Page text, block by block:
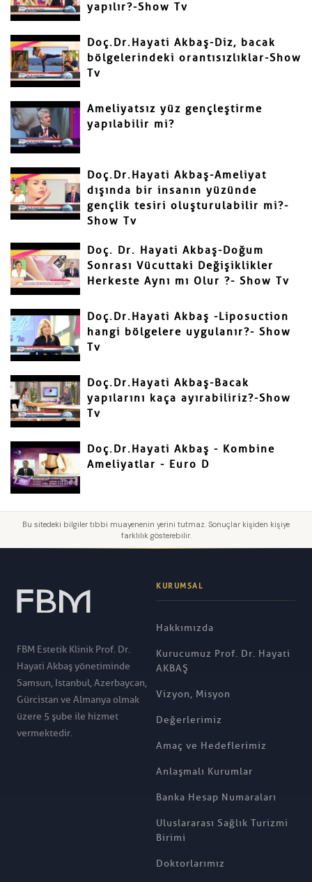
Gönder
yapılır?-Show Tv
Doç.Dr.Hayati Akbaş-Diz, bacak
bölgelerindeki orantısızlıklar-Show
Tv
Ameliyatsız yüz gençleştirme
yapılabilir mi?
Doç.Dr.Hayati Akbaş-Ameliyat
dışında bir insanın yüzünde
gençlik tesiri oluşturulabilir mi?-
Show Tv
Doç. Dr. Hayati Akbaş-Doğum
Sonrası Vücuttaki Değişiklikler
Herkeste Aynı mı Olur ?- Show Tv
Doç.Dr.Hayati Akbaş -Liposuction
hangi bölgelere uygulanır?- Show
Tv
Doç.Dr.Hayati Akbaş-Bacak
yapılarını kaça ayırabiliriz?-Show
Tv
Doç.Dr.Hayati Akbaş - Kombine
Ameliyatlar - Euro D
Bu sitedeki bilgiler tıbbi muayenenin yerini tutmaz. Sonuçlar kişiden kişiye
farklılık gösterebilir.
FBM Estetik Klinik Prof. Dr.
Hayati Akbaş yönetiminde
Samsun, Istanbul, Azerbaycan,
Gürcistan ve Almanya olmak
üzere 5 şube ile hizmet
vermektedir.
KURUMSAL
Hakkımızda
Kurucumuz Prof. Dr. Hayati
AKBAŞ
Vizyon, Misyon
Değerlerimiz
Amaç ve Hedeflerimiz
Anlaşmalı Kurumlar
Banka Hesap Numaraları
Uluslararası Sağlık Turizmi
Birimi
Doktorlarımız